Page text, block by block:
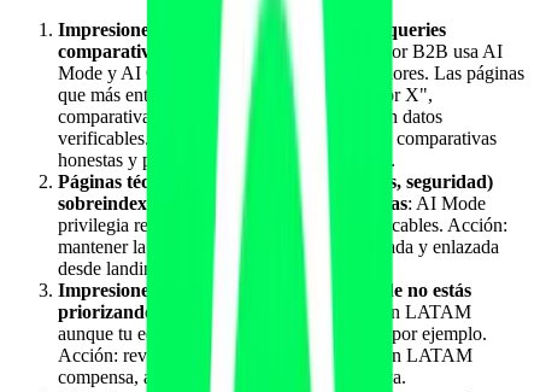
Impresiones generativas dominadas por queries
comparativas y de evaluación
: el comprador B2B usa AI
Mode y AI Overviews para evaluar proveedores. Las páginas
que más entran suelen ser landings de "mejor X",
comparativas honestas y casos de cliente con datos
verificables. Acción: ampliar la cobertura de comparativas
honestas y producir mini-estudios con cifras.
Páginas técnicas (docs, API, integraciones, seguridad)
sobreindexadas en impresiones generativas: AI Mode
privilegia respuestas técnicas con citas verificables. Acción:
mantener la documentación técnica actualizada y enlazada
desde landings comerciales.
Impresiones concentradas en países donde no estás
priorizando go-to-market
: alta presencia en LATAM
aunque tu equipo de ventas esté en España, por ejemplo.
Acción: revisar si la inversión de localización LATAM
compensa, ahora que tienes señal cuantitativa.